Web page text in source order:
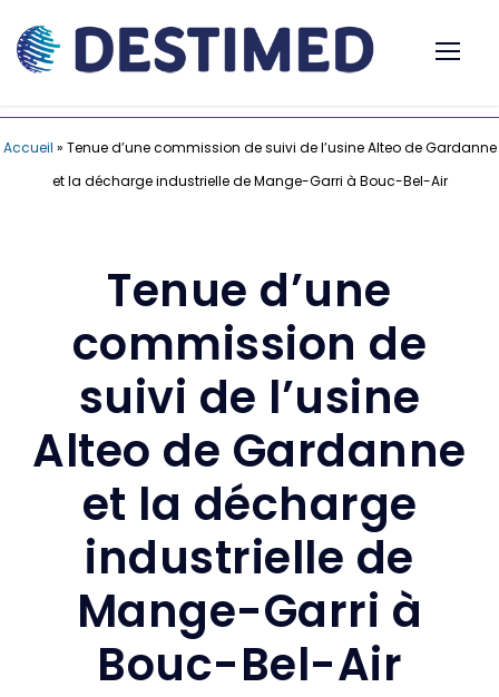
Accueil » Tenue d’une commission de suivi de l’usine Alteo de Gardanne
et la décharge industrielle de Mange-Garri à Bouc-Bel-Air
Tenue d’une
commission de
suivi de l’usine
Alteo de Gardanne
et la décharge
industrielle de
Mange-Garri à
Bouc-Bel-Air